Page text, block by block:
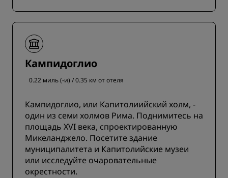
Кампидоглио
0.22 миль (-и) / 0.35 км от отеля
Кампидоглио, или Капитолиийский холм, -
один из семи холмов Рима. Поднимитесь на
площадь XVI века, спроектированную
Микеланджело. Посетите здание
муниципалитета и Капитолийские музеи
или исследуйте очаровательные
окрестности.